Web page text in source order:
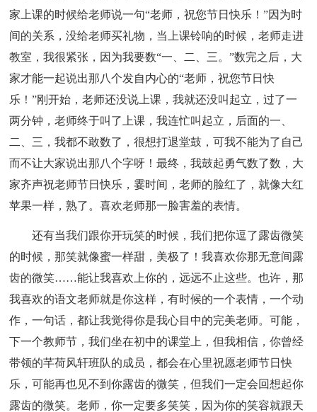
家上课的时候给老师说一句“老师，祝您节日快乐！”因为时
间的关系，没给老师买礼物，当上课铃响的时候，老师走进
教室，我很紧张，因为我要数“一、二、三。”数完之后，大
家才能一起说出那八个发自内心的“老师，祝您节日快
乐！”刚开始，老师还没说上课，我就还没叫起立，过了一
两分钟，老师终于叫了上课，我连忙叫起立，后面的一、
二、三，我都不敢数了，很想打退堂鼓，可我不能为了自己
而不让大家说出那八个字呀！最终，我鼓起勇气数了数，大
家齐声祝老师节日快乐，霎时间，老师的脸红了，就像大红
苹果一样，熟了。喜欢老师那一脸害羞的表情。
还有当我们跟你开玩笑的时候，我们把你逗了露齿微笑
的时候，那笑就像蜜一样甜，美极了！我喜欢你那无意间露
齿的微笑……能让我喜欢上你的，远远不止这些。也许，那
我喜欢的语文老师就是你这样，有时候的一个表情，一个动
作，一句话，都让我觉得你是我心目中的完美老师。可能，
下一个教师节，我们坐在初中的课堂上，但我相信，你曾经
带领的芊荷风轩班队的成员，都会在心里祝愿老师节日快
乐，可能再也见不到你露齿的微笑，但我们一定会回想起你
露齿的微笑。老师，你一定要多笑笑，因为你的笑容就跟天